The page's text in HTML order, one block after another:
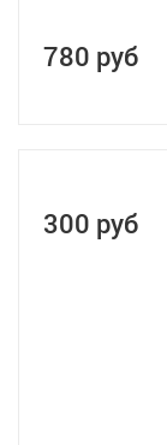
780 руб
300 руб